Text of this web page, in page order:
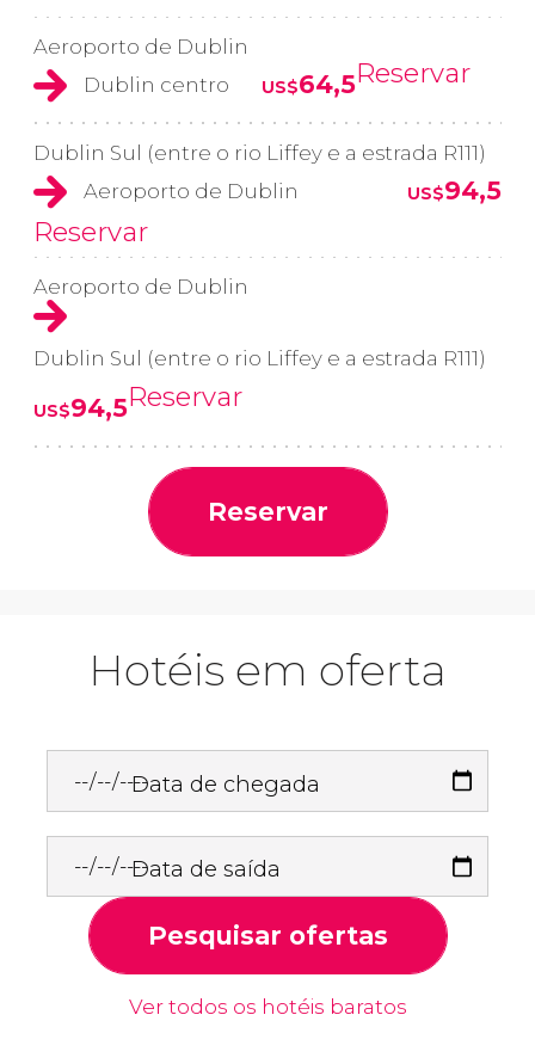
Aeroporto de Dublin
Dublin centro
US$64,5Reservar
Dublin Sul (entre o rio Liffey e a estrada R111)
Aeroporto de Dublin
US$94,5
Reservar
Aeroporto de Dublin
Dublin Sul (entre o rio Liffey e a estrada R111)
US$94,5Reservar
Reservar
Hotéis em oferta
Data de chegada
Data de saída
Pesquisar ofertas
Ver todos os hotéis baratos